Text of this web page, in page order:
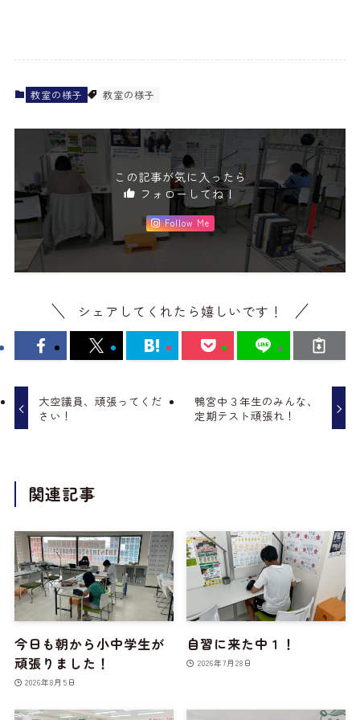
教室の様子 教室の様子
この記事が気に入ったら
フォローしてね！
Follow Me
シェアしてくれたら嬉しいです！
大空議員、頑張ってくだ
さい！
鴨宮中３年生のみんな、
定期テスト頑張れ！
関連記事
今日も朝から小中学生が
頑張りました！
2026年8月5日
自習に来た中１！
2026年7月28日